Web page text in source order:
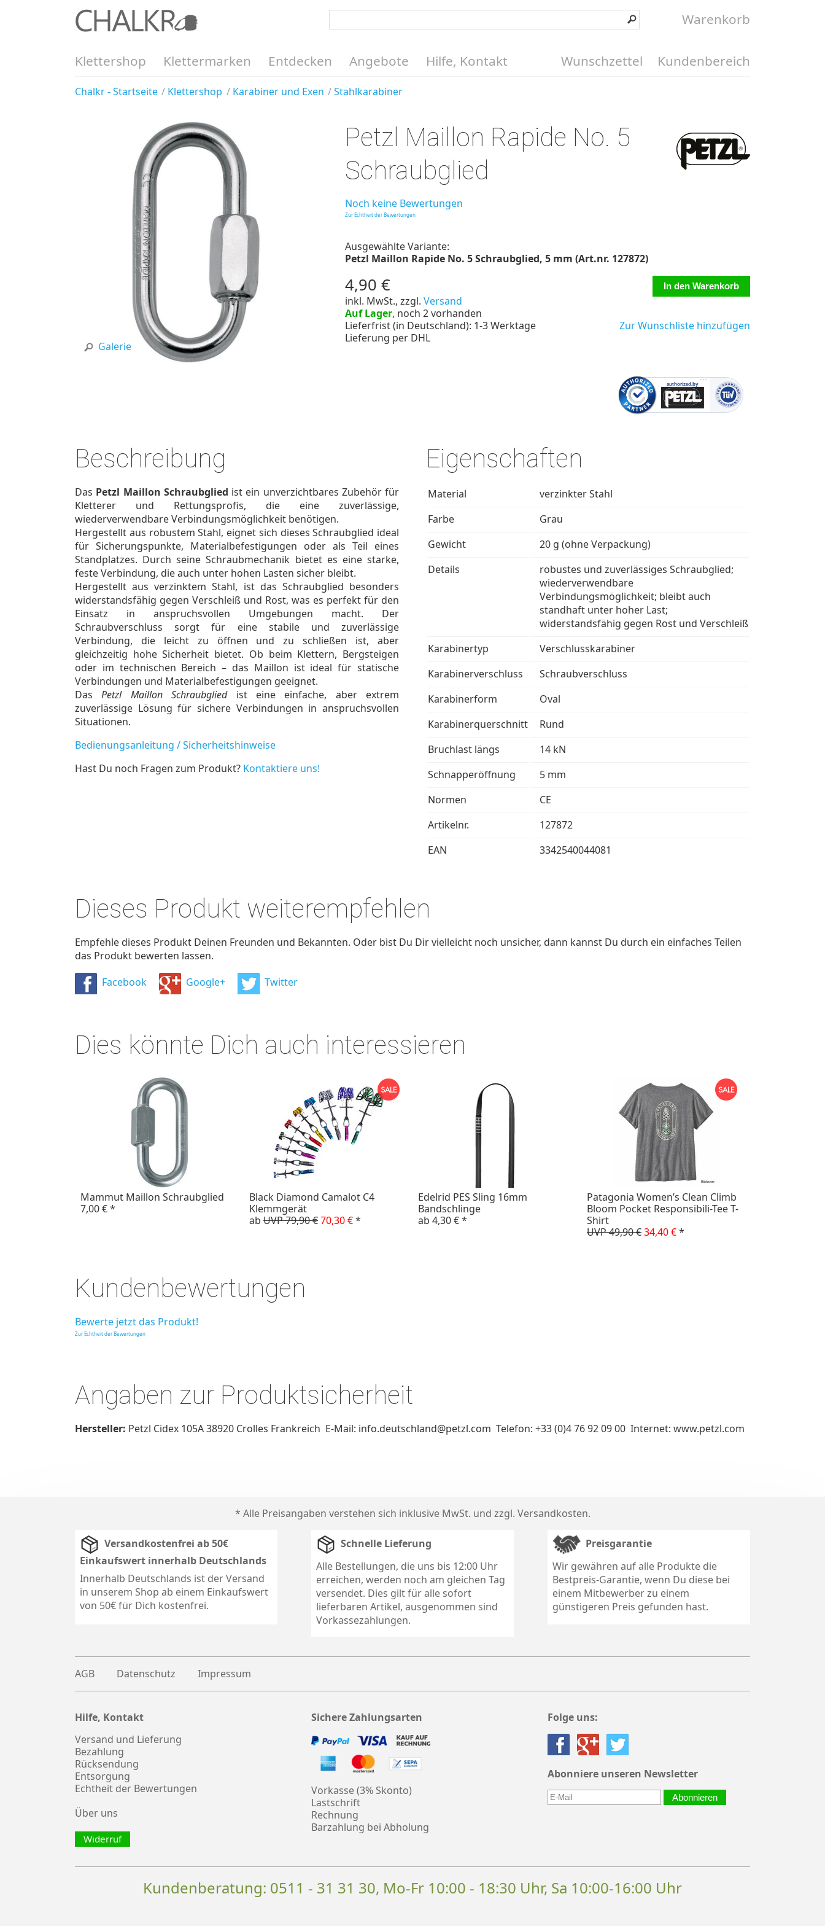
Warenkorb
Klettershop Klettermarken Entdecken Angebote Hilfe, Kontakt Kundenbereich
Wunschzettel
Chalkr - Startseite Klettershop Karabiner und Exen Stahlkarabiner
Galerie
Petzl Maillon Rapide No. 5
Schraubglied
Noch keine Bewertungen
Zur Echtheit der Bewertungen
Ausgewählte Variante:
Petzl Maillon Rapide No. 5 Schraubglied, 5 mm (Art.nr. 127872)
4,90 €
inkl. MwSt., zzgl. Versand
Auf Lager, noch 2 vorhanden
Lieferfrist (in Deutschland): 1-3 Werktage
Lieferung per DHL
Zur Wunschliste hinzufügen
Eigenschaften
Material
verzinkter Stahl
Farbe
Grau
Gewicht
20 g (ohne Verpackung)
Details
robustes und zuverlässiges Schraubglied;
wiederverwendbare
Verbindungsmöglichkeit; bleibt auch
standhaft unter hoher Last;
widerstandsfähig gegen Rost und Verschleiß
Karabinertyp
Verschlusskarabiner
Karabinerverschluss
Schraubverschluss
Karabinerform
Oval
Karabinerquerschnitt
Rund
Bruchlast längs
14 kN
Schnapperöffnung
5 mm
Normen
CE
Artikelnr.
127872
EAN
3342540044081
Beschreibung
Das Petzl Maillon Schraubglied ist ein unverzichtbares Zubehör für
Kletterer und Rettungsprofis, die eine zuverlässige,
wiederverwendbare Verbindungsmöglichkeit benötigen.
Hergestellt aus robustem Stahl, eignet sich dieses Schraubglied ideal
für Sicherungspunkte, Materialbefestigungen oder als Teil eines
Standplatzes. Durch seine Schraubmechanik bietet es eine starke,
feste Verbindung, die auch unter hohen Lasten sicher bleibt.
Hergestellt aus verzinktem Stahl, ist das Schraubglied besonders
widerstandsfähig gegen Verschleiß und Rost, was es perfekt für den
Einsatz in anspruchsvollen Umgebungen macht. Der
Schraubverschluss sorgt für eine stabile und zuverlässige
Verbindung, die leicht zu öffnen und zu schließen ist, aber
gleichzeitig hohe Sicherheit bietet. Ob beim Klettern, Bergsteigen
oder im technischen Bereich – das Maillon ist ideal für statische
Verbindungen und Materialbefestigungen geeignet.
DasPetzl Maillon Schraubgliedist eine einfache, aber extrem
zuverlässige Lösung für sichere Verbindungen in anspruchsvollen
Situationen.
Bedienungsanleitung / Sicherheitshinweise
Hast Du noch Fragen zum Produkt? Kontaktiere uns!
Dieses Produkt weiterempfehlen
Empfehle dieses Produkt Deinen Freunden und Bekannten. Oder bist Du Dir vielleicht noch unsicher, dann kannst Du durch ein einfaches Teilen
das Produkt bewerten lassen.
Facebook
Google+ Twitter
Dies könnte Dich auch interessieren
Mammut Maillon Schraubglied
7,00 €*
Black Diamond Camalot C4
Klemmgerät
ab UVP 79,90 €70,30 €*
Edelrid PES Sling 16mm
Bandschlinge
ab 4,30 €*
Patagonia Women’s Clean Climb
Bloom Pocket Responsibili-Tee T-
Shirt
UVP 49,90 €34,40 €*
Kundenbewertungen
Bewerte jetzt das Produkt!
Zur Echtheit der Bewertungen
Angaben zur Produktsicherheit
Hersteller: Petzl Cidex 105A 38920 Crolles Frankreich E-Mail: info.deutschland@petzl.com Telefon: +33 (0)4 76 92 09 00 Internet: www.petzl.com
* Alle Preisangaben verstehen sich inklusive MwSt. und zzgl. Versandkosten.
Versandkostenfrei ab 50€
Einkaufswert innerhalb Deutschlands
Innerhalb Deutschlands ist der Versand
in unserem Shop ab einem Einkaufswert
von 50€ für Dich kostenfrei.
Schnelle Lieferung
Alle Bestellungen, die uns bis 12:00 Uhr
erreichen, werden noch am gleichen Tag
versendet. Dies gilt für alle sofort
lieferbaren Artikel, ausgenommen sind
Vorkassezahlungen.
Preisgarantie
Wir gewähren auf alle Produkte die
Bestpreis-Garantie, wenn Du diese bei
einem Mitbewerber zu einem
günstigeren Preis gefunden hast.
AGB Datenschutz Impressum
Hilfe, Kontakt
Versand und Lieferung
Bezahlung
Rücksendung
Entsorgung
Echtheit der Bewertungen
Über uns
Widerruf
Sichere Zahlungsarten
Vorkasse (3% Skonto)
Lastschrift
Rechnung
Barzahlung bei Abholung
Folge uns:
Abonniere unseren Newsletter
Abonnieren
Kundenberatung: 0511 - 31 31 30, Mo-Fr 10:00 - 18:30 Uhr, Sa 10:00-16:00 Uhr